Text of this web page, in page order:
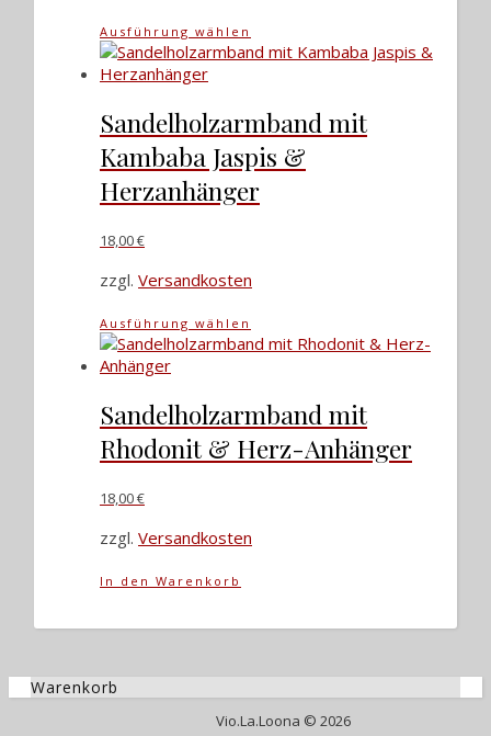
Ausführung wählen
Produkt
Varianten
auf.
Die
können
gewählt
Sandelholzarmband mit
Kambaba Jaspis &
Herzanhänger
18,00€
zzgl. Versandkosten
Ausführung wählen
Produkt
Varianten
auf.
Die
der
Sandelholzarmband mit
Rhodonit & Herz-Anhänger
18,00€
zzgl. Versandkosten
In den Warenkorb
Warenkorb
Vio.La.Loona © 2026